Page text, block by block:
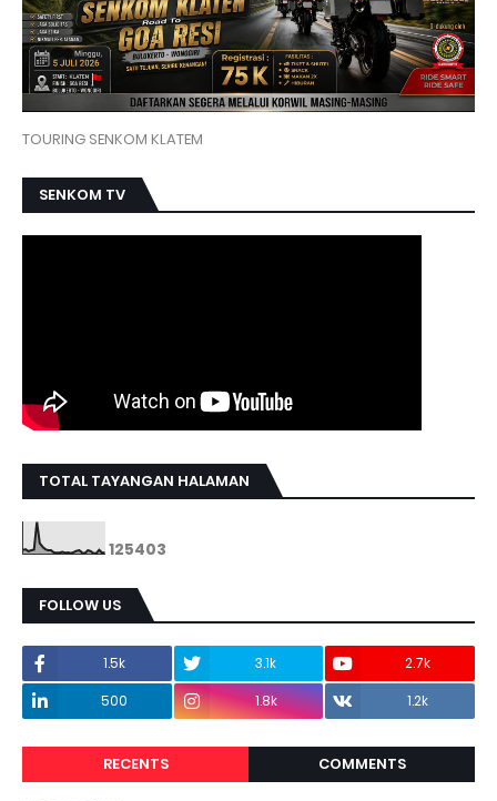
TOURING SENKOM KLATEM
SENKOM TV
TOTAL TAYANGAN HALAMAN
125403
FOLLOW US
1.5k 3.1k
2.7k
500
1.8k 1.2k
RECENTS COMMENTS